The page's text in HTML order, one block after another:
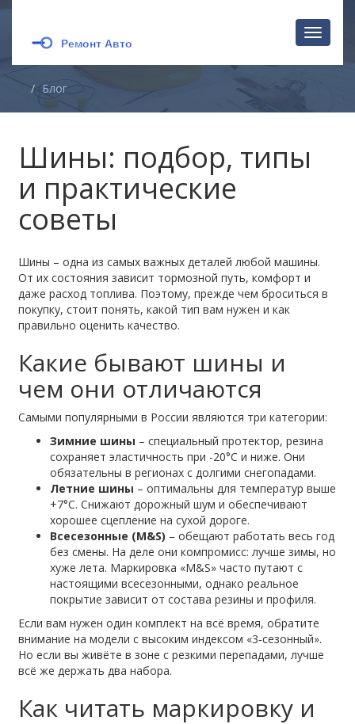
Блог
Шины: подбор, типы
и практические
советы
Шины – одна из самых важных деталей любой машины.
От их состояния зависит тормозной путь, комфорт и
даже расход топлива. Поэтому, прежде чем броситься в
покупку, стоит понять, какой тип вам нужен и как
правильно оценить качество.
Какие бывают шины и
чем они отличаются
Самыми популярными в России являются три категории:
Зимние шины – специальный протектор, резина
сохраняет эластичность при -20°C и ниже. Они
обязательны в регионах с долгими снегопадами.
Летние шины – оптимальны для температур выше
+7°C. Снижают дорожный шум и обеспечивают
хорошее сцепление на сухой дороге.
Всесезонные (M&S) – обещают работать весь год
без смены. На деле они компромисс: лучше зимы, но
хуже лета. Маркировка «M&S» часто путают с
настоящими всесезонными, однако реальное
покрытие зависит от состава резины и профиля.
Если вам нужен один комплект на всё время, обратите
внимание на модели с высоким индексом «3‑сезонный».
Но если вы живёте в зоне с резкими перепадами, лучше
всё же держать два набора.
Как читать маркировку и